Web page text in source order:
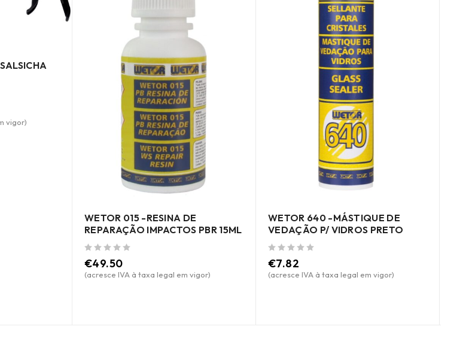
vigor)
WETOR 015 -RESINA DE
REPARAÇÃO IMPACTOS PBR 15ML
€49.50
(acresce IVA à taxa legal em vigor)
WETOR 640 -MÁSTIQUE DE
VEDAÇÃO P/ VIDROS PRETO
€7.82
(acresce IVA à taxa legal em vigor)